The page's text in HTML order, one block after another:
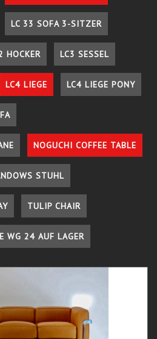
LC 33 SOFA 3-SITZER
HOCKER LC3 SESSEL
LC4 LIEGE LC4 LIEGE PONY
NOGUCHI COFFEE TABLE
STUHL
TULIP CHAIR
WG 24 AUF LAGER